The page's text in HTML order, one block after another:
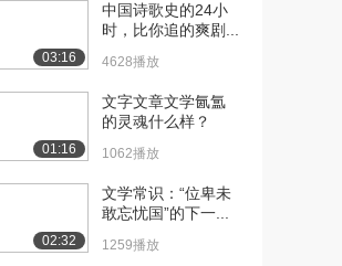
安时期的小说与文体
下）（上...
11:18
安时期的小说与文体
下）（中...
11:21
安时期的小说与文体
下）（下...
11:13
03:16
中国诗歌史的24小
时，比你追的爽剧...
4628播放
01:16
文字文章文学氤氲
的灵魂什么样？
1062播放
02:32
文学常识：“位卑未
敢忘忧国”的下一...
1259播放